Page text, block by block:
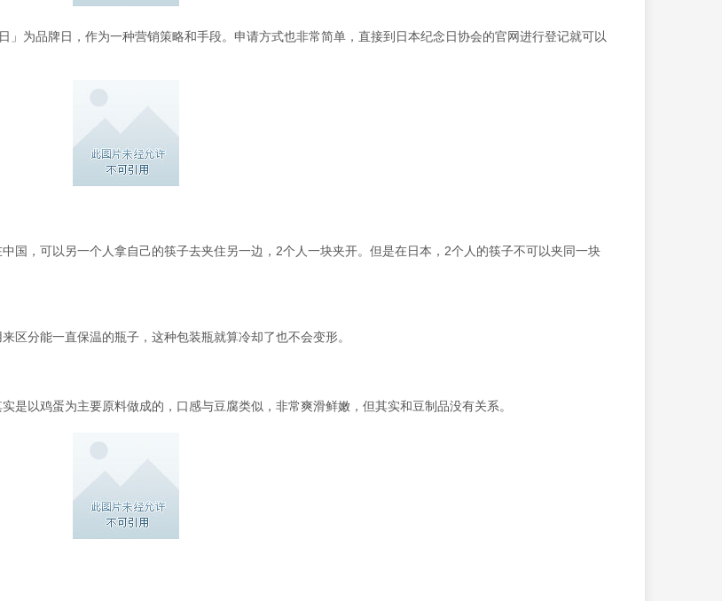
为品牌日，作为一种营销策略和手段。申请方式也非常简单，直接到日本纪念日协会的官网进行登记就可以
国，可以另一个人拿自己的筷子去夹住另一边，2个人一块夹开。但是在日本，2个人的筷子不可以夹同一块
区分能一直保温的瓶子，这种包装瓶就算冷却了也不会变形。
是以鸡蛋为主要原料做成的，口感与豆腐类似，非常爽滑鲜嫩，但其实和豆制品没有关系。